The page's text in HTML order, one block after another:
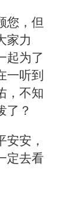
您，但
家力
起为了
一听到
，不知
了？
安，
定去看